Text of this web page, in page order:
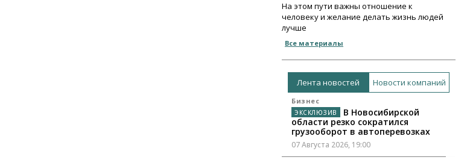
На этом пути важны отношение к
человеку и желание делать жизнь людей
лучше
Все материалы
Лента новостей Новости компаний
Бизнес
В Новосибирской
области резко сократился
грузооборот в автоперевозках
07 Августа 2026, 19:00